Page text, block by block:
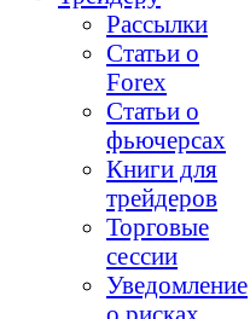
Рассылки
Статьи о
Forex
Статьи о
фьючерсах
Книги для
трейдеров
Торговые
сессии
Уведомление